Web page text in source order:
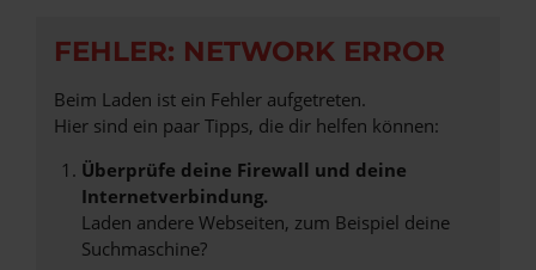
FEHLER: NETWORK ERROR
Beim Laden ist ein Fehler aufgetreten.
Hier sind ein paar Tipps, die dir helfen können:
Überprüfe deine Firewall und deine
Internetverbindung.
Laden andere Webseiten, zum Beispiel deine
Suchmaschine?